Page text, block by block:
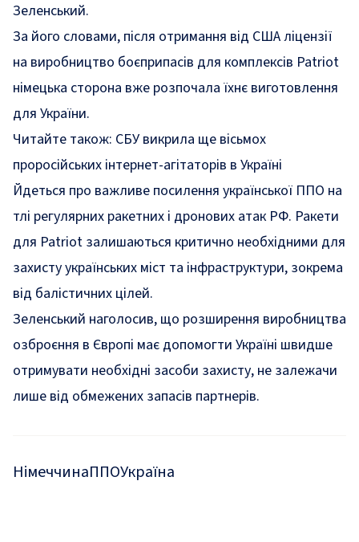
Зеленський.
За його словами, після отримання від США ліцензії
на виробництво боєприпасів для комплексів Patriot
німецька сторона вже розпочала їхнє виготовлення
для України.
Читайте також: СБУ викрила ще вісьмох
проросійських інтернет-агітаторів в Україні
Йдеться про важливе посилення української ППО на
тлі регулярних ракетних і дронових атак РФ. Ракети
для Patriot залишаються критично необхідними для
захисту українських міст та інфраструктури, зокрема
від балістичних цілей.
Зеленський наголосив, що розширення виробництва
озброєння в Європі має допомогти Україні швидше
отримувати необхідні засоби захисту, не залежачи
лише від обмежених запасів партнерів.
НімеччинаППОУкраїна